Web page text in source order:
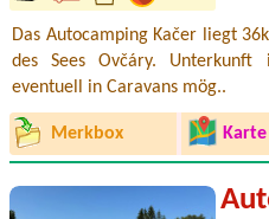
Das Autocamping Kačer liegt
des Sees Ovčáry.
eventuell in Caravans mög..
Merkbox Karte